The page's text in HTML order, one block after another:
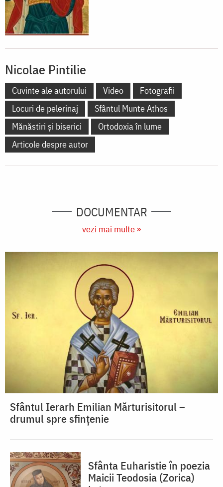
Nicolae Pintilie
Cuvinte ale autorului Video
Fotografii
Locuri de pelerinaj
Sfântul Munte Athos
Mănăstiri și biserici
Ortodoxia în lume
Articole despre autor
DOCUMENTAR
vezi mai multe »
Sfântul Ierarh Emilian Mărturisitorul –
drumul spre sfințenie
Sfânta Euharistie în poezia
Maicii Teodosia (Zorica)